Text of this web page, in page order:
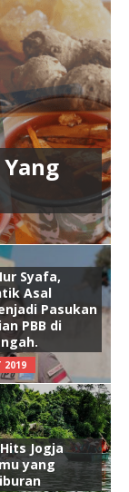
Syafa,
Asal
Pasukan
PBB di
2019
Jogja
yang